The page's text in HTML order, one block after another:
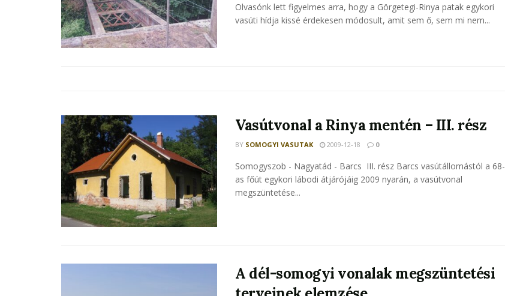
Olvasónk lett figyelmes arra, hogy a Görgetegi-Rinya patak egykori
vasúti hídja kissé érdekesen módosult, amit sem ő, sem mi nem...
Vasútvonal a Rinya mentén – III. rész
BY SOMOGYI VASUTAK 2009-12-18 0
Somogyszob - Nagyatád - Barcs III. rész Barcs vasútállomástól a 68-
as főút egykori lábodi átjárójáig 2009 nyarán, a vasútvonal
megszüntetése...
A dél-somogyi vonalak megszüntetési